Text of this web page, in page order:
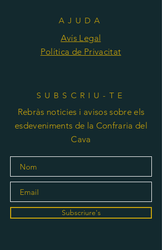
AJUDA
Avís Legal
Política de Privacitat
SUBSCRIU-TE
Rebràs noticies i avisos sobre els
esdeveniments de la Confraria del
Cava
Subscriure's